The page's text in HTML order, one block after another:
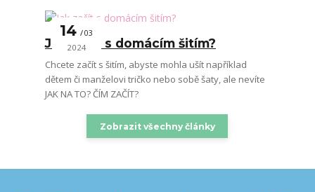
14 03
2024
Jak začít s domácím šitím?
Chcete začít s šitím, abyste mohla ušít například
dětem či manželovi tričko nebo sobě šaty, ale nevíte
JAK NA TO? ČÍM ZAČÍT?
Zobrazit všechny články